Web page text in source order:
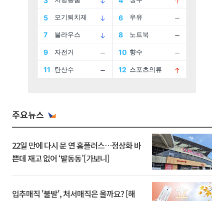
주요뉴스
22일 만에 다시 문 연 홈플러스…정상화 바
쁜데 재고 없어 ‘발동동’[가보니]
입추매직 '불발', 처서매직은 올까요? [해